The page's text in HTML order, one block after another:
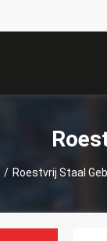
/ Roestvrij Staal